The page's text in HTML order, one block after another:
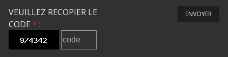
VEUILLEZ RECOPIER LE
CODE * :
ENVOYER